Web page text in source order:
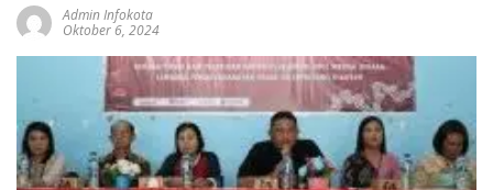
Admin Infokota
Oktober 6, 2024